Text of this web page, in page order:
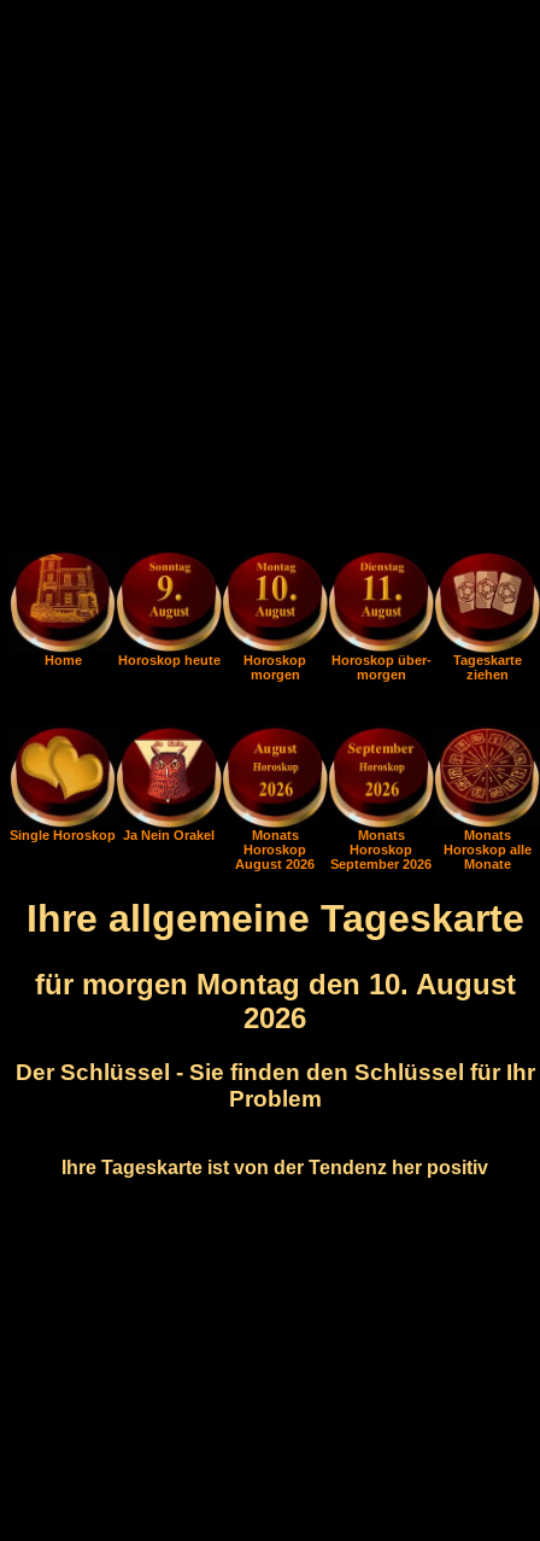
Home Horoskop heute
Horoskop
morgen
Horoskop über-
morgen
Tageskarte
ziehen
Single Horoskop Ja Nein Orakel
Monats
Horoskop
August 2026
Monats
Horoskop
September 2026
Monats
Horoskop alle
Monate
Ihre allgemeine Tageskarte
für morgen Montag den 10. August
2026
Der Schlüssel - Sie finden den Schlüssel für Ihr
Problem
Ihre Tageskarte ist von der Tendenz her positiv